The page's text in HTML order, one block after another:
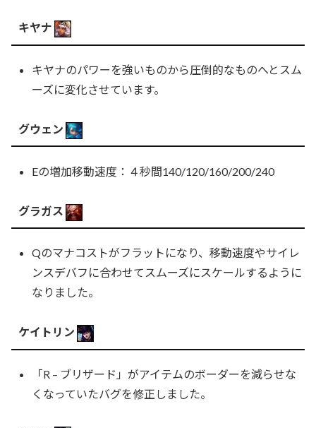
キヤナ
キヤナのパワーを強いものから圧倒的なものへとスム
ーズに変化させています。
グウェン
Eの増加移動速度：４秒間140/120/160/200/240
グラガス
Qのマナコストがフラットになり、移動速度やサイレ
ンスデバフに合わせてスムーズにスケールするように
なりました。
ケイトリン
「R – ブリザード」がアイテムのボーダーを減らせな
くなっていたバグを修正しました。